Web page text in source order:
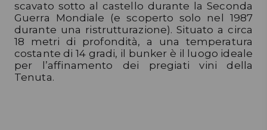
scavato sotto al castello durante la Seconda
Guerra Mondiale (e scoperto solo nel 1987
durante una ristrutturazione). Situato a circa
18 metri di profondità, a una temperatura
costante di 14 gradi, il bunker è il luogo ideale
per l’affinamento dei pregiati vini della
Tenuta.